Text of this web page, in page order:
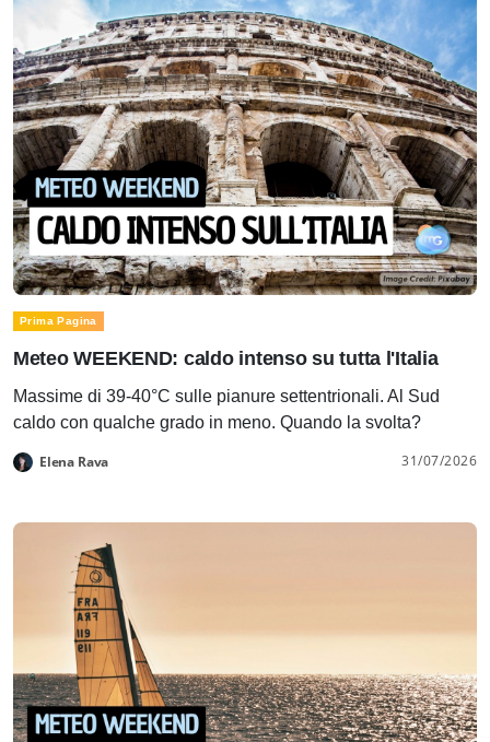
Prima Pagina
Meteo WEEKEND: caldo intenso su tutta l'Italia
Massime di 39-40°C sulle pianure settentrionali. Al Sud
caldo con qualche grado in meno. Quando la svolta?
Elena Rava 31/07/2026